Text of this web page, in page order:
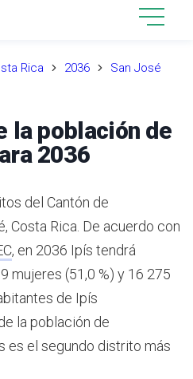
Rica 2036
San José
la población de
2036
del Cantón de
Costa Rica. De acuerdo con
, en 2036 Ipís tendrá
mujeres (51,0 %) y 16 275
de Ipís
la población de
es el segundo distrito más